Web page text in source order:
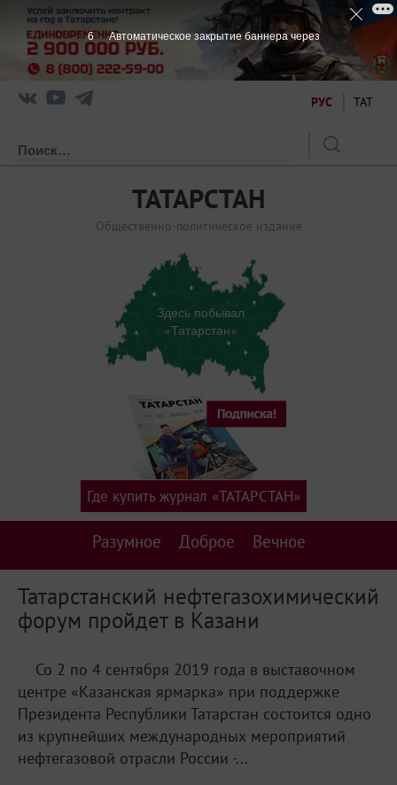
РУС ТАТ
ТАТАРСТАН
Общественно-политическое издание
Здесь побывал
«Татарстан»
Разумное Доброе Вечное
Где купить журнал «ТАТАРСТАН»
Татарстанский нефтегазохимический
форум пройдет в Казани
Со 2 по 4 сентября 2019 года в выставочном
центре «Казанская ярмарка» при поддержке
Президента Республики Татарстан состоится одно
из крупнейших международных мероприятий
нефтегазовой отрасли России -...
6 Автоматическое закрытие баннера через